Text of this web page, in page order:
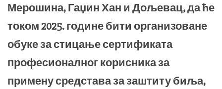
Мерошина, Гаџин Хан и Дољевац, да ће
током 2025. године бити организоване
обуке за стицање сертификата
професионалног корисника за
примену средстава за заштиту биља,